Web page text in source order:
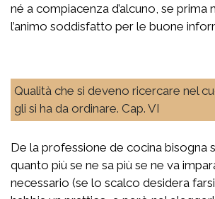
né a compiacenza d’alcuno, se prima
l’animo soddisfatto per le buone
Qualità che si deveno ricercare nel
gli si ha da ordinare. Cap. VI
De la professione de cocina bisogna
quanto più se ne sa più se ne va
necessario (se lo scalco desidera